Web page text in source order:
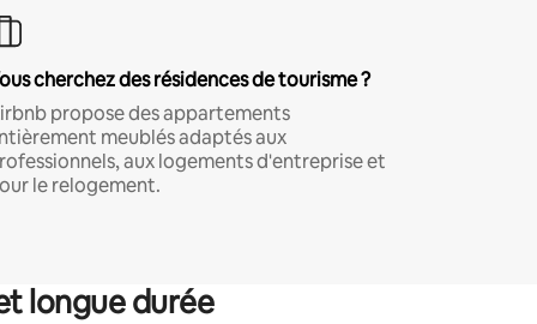
cherchez des résidences de tourisme ?
propose des appartements
meublés adaptés aux
aux logements d'entreprise et
le relogement.
longue durée